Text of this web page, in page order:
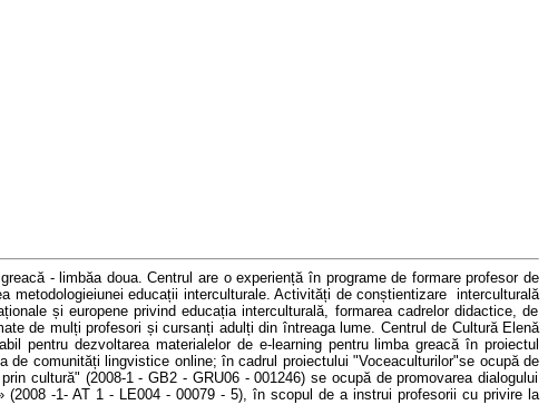
- limbăa doua.Centrul are o experiență în programe de formare profesor de
metodologieiuneieducații interculturale. Activități de conștientizare interculturală
și europeneprivind educația interculturală, formarea cadrelor didactice, de
de mulți profesori și cursanți adulți din întreaga lume. Centrul de Cultură Elenă
pentru dezvoltarea materialelor de e-learning pentru limba greacă în proiectul
de comunități lingvistice online; în cadrul proiectului "Voceaculturilor"se ocupă de
prin cultură" (2008-1 - GB2 - GRU06 - 001246)se ocupă depromovarea dialogului
(2008 -1- AT 1 - LE004 - 00079 - 5), în scopul de a instrui profesorii cu privire la